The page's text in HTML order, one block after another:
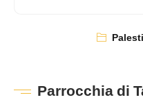
Parrocchia di